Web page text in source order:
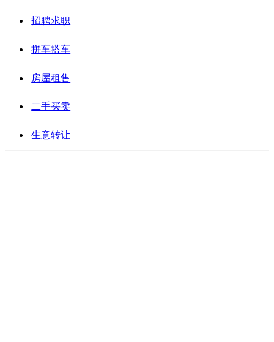
招聘求职
拼车搭车
房屋租售
二手买卖
生意转让